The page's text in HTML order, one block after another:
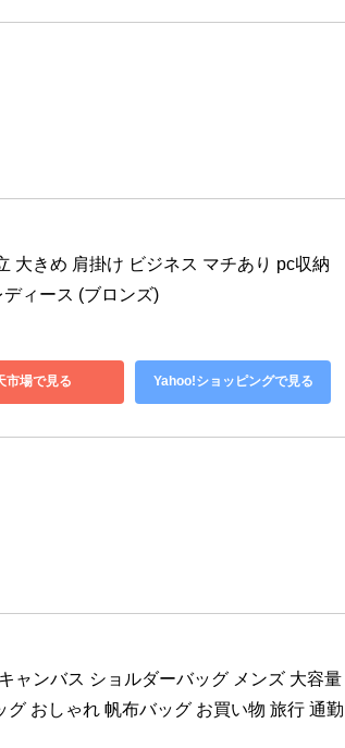
大きめ 肩掛け ビジネス マチあり pc収納
ィース (ブロンズ)
市場で見る Yahoo!ショッピングで見る
ャンバス ショルダーバッグ メンズ 大容量
おしゃれ 帆布バッグ お買い物 旅行 通勤